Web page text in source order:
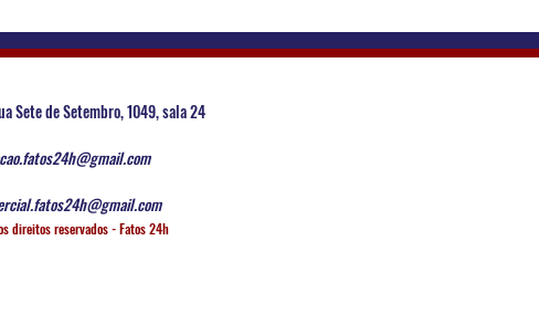
Sete de Setembro, 1049, sala 24
direitos reservados - Fatos 24h